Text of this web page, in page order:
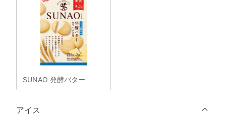
SUNAO 発酵バター
アイス